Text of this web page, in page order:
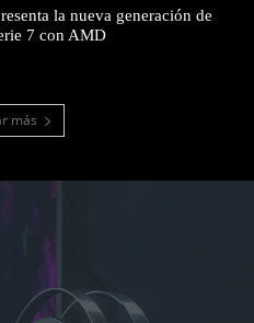
la nueva generación de
7 con AMD
más